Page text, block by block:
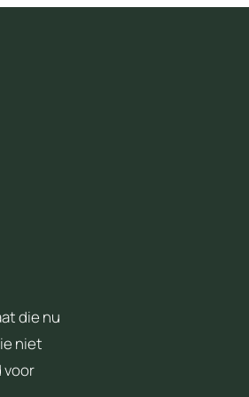
die nu
niet
voor